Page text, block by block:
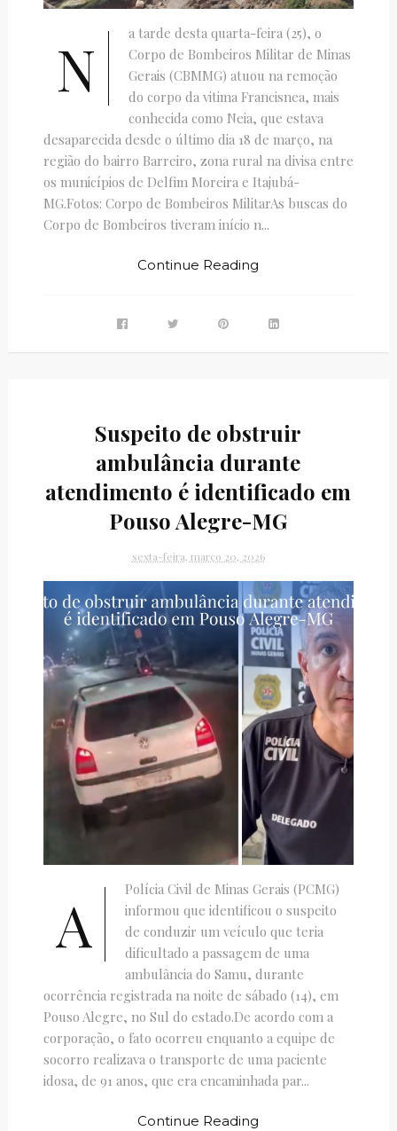
N
a tarde desta quarta-feira (25), o
Corpo de Bombeiros Militar de Minas
Gerais (CBMMG) atuou na remoção
do corpo da vitima Francisnea, mais
conhecida como Neia, que estava
desaparecida desde o último dia 18 de março, na
região do bairro Barreiro, zona rural na divisa entre
os municípios de Delfim Moreira e Itajubá-
MG.Fotos: Corpo de Bombeiros MilitarAs buscas do
Corpo de Bombeiros tiveram início n...
Continue Reading
Suspeito de obstruir
ambulância durante
atendimento é identificado em
Pouso Alegre-MG
sexta-feira, março 20, 2026
A
Polícia Civil de Minas Gerais (PCMG)
informou que identificou o suspeito
de conduzir um veículo que teria
dificultado a passagem de uma
ambulância do Samu, durante
ocorrência registrada na noite de sábado (14), em
Pouso Alegre, no Sul do estado.De acordo com a
corporação, o fato ocorreu enquanto a equipe de
socorro realizava o transporte de uma paciente
idosa, de 91 anos, que era encaminhada par...
Continue Reading